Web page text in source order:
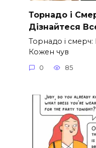
Торнадо і
Дізнайтеся
Торнадо і смерч:
Кожен чув
0 85